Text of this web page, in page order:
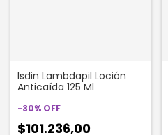
Isdin Lambdapil Loción
Anticaída 125 Ml
-30% OFF
$101.236,00